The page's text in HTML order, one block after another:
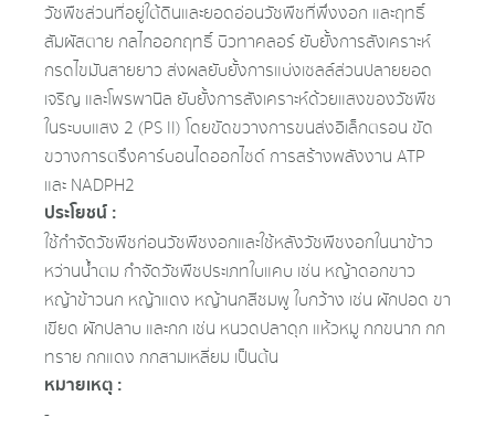
วัชพืชส่วนที่อยู่ใต้ดินและยอดอ่อนวัชพืชที่พึ่งงอก และฤทธิ์
สัมผัสตาย กลไกออกฤทธิ์ บิวทาคลอร์ ยับยั้งการสังเคราะห์
กรดไขมันสายยาว ส่งผลยับยั้งการแบ่งเซลล์ส่วนปลายยอด
เจริญ และโพรพานิล ยับยั้งการสังเคราะห์ด้วยแสงของวัชพืช
ในระบบแสง 2 (PS II) โดยขัดขวางการขนส่งอิเล็กตรอน ขัด
ขวางการตรึงคาร์บอนไดออกไซด์ การสร้างพลังงาน ATP
และ NADPH2
ประโยชน์ :
ใช้กำจัดวัชพืชก่อนวัชพืชงอกและใช้หลังวัชพืชงอกในนาข้าว
หว่านน้ำตม กำจัดวัชพืชประเภทใบแคบ เช่น หญ้าดอกขาว
หญ้าข้าวนก หญ้าแดง หญ้านกสีชมพู ใบกว้าง เช่น ผักปอด ขา
เขียด ผักปลาบ และกก เช่น หนวดปลาดุก แห้วหมู กกขนาก กก
ทราย กกแดง กกสามเหลี่ยม เป็นต้น
หมายเหตุ :
-